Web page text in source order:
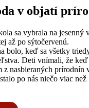
v objatí
sa vybrala na
až po sýtočervenú.
bolo, keď sa všetky
Deti vnímali, že
z nasbieraných
po nás niečo viac